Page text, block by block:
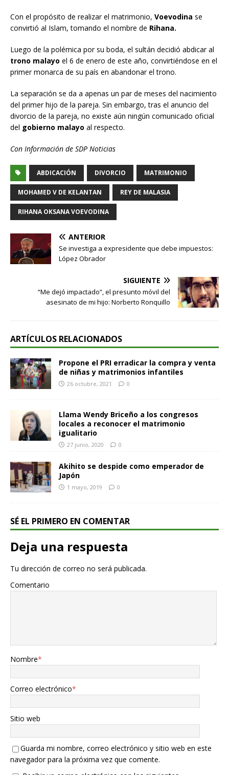
Con el propósito de realizar el matrimonio, Voevodina se
convirtió al Islam, tomando el nombre de Rihana.
Luego de la polémica por su boda, el sultán decidió abdicar al
trono malayo el 6 de enero de este año, convirtiéndose en el
primer monarca de su país en abandonar el trono.
La separación se da a apenas un par de meses del nacimiento
del primer hijo de la pareja. Sin embargo, tras el anuncio del
divorcio de la pareja, no existe aún ningún comunicado oficial
del gobierno malayo al respecto.
Con Información de SDP Noticias
ABDICACIÓN DIVORCIO MATRIMONIO
MOHAMED V DE KELANTAN REY DE MALASIA
RIHANA OKSANA VOEVODINA
ANTERIOR
Se investiga a expresidente que debe impuestos:
López Obrador
SIGUIENTE
“Me dejó impactado”, el presunto móvil del
asesinato de mi hijo: Norberto Ronquillo
ARTÍCULOS RELACIONADOS
Propone el PRI erradicar la compra y venta
de niñas y matrimonios infantiles
26 octubre, 2021 0
Llama Wendy Briceño a los congresos
locales a reconocer el matrimonio
igualitario
27 junio, 2020 0
Akihito se despide como emperador de
Japón
1 mayo, 2019 0
SÉ EL PRIMERO EN COMENTAR
Deja una respuesta
Tu dirección de correo no será publicada.
Comentario
Nombre*
Correo electrónico*
Sitio web
Guarda mi nombre, correo electrónico y sitio web en este
navegador para la próxima vez que comente.